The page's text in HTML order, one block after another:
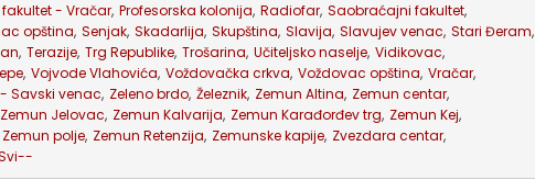
fakultet - Vračar, Profesorska kolonija, Radiofar, Saobraćajni fakultet,
opština, Senjak, Skadarlija, Skupština, Slavija, Slavujev venac, Stari Đeram,
, Terazije, Trg Republike, Trošarina, Učiteljsko naselje, Vidikovac,
, Vojvode Vlahovića, Voždovačka crkva, Voždovac opština, Vračar,
Savski venac, Zeleno brdo, Železnik, Zemun Altina, Zemun centar,
Zemun Jelovac, Zemun Kalvarija, Zemun Karađorđev trg, Zemun Kej,
Zemun polje, Zemun Retenzija, Zemunske kapije, Zvezdara centar,